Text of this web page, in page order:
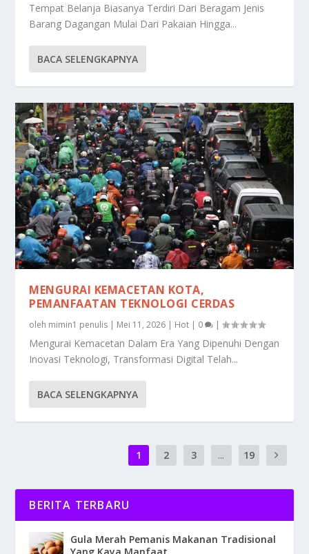
Tempat Belanja Biasanya Terdiri Dari Beragam Jenis
Barang Dagangan Mulai Dari Pakaian Hingga...
BACA SELENGKAPNYA
MENGURAI KEMACETAN KOTA,
PEMANFAATAN TEKNOLOGI CERDAS
oleh mimin1 penulis | Mei 11, 2026 | Hot | 0 |
Mengurai Kemacetan Dalam Era Yang Dipenuhi Dengan
Inovasi Teknologi, Transformasi Digital Telah...
BACA SELENGKAPNYA
1 2 3 ... 19
BERITA TERBARU
Gula Merah Pemanis Makanan Tradisional